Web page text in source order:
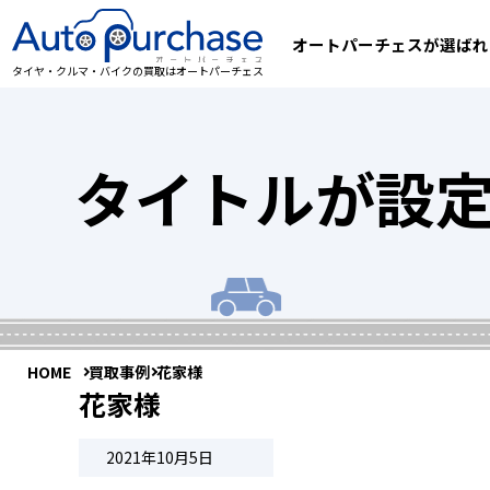
タイヤ・クルマ・バイクの買取はオートパーチェス
オートパーチェスが選ば
タイトルが設
HOME 買取事例 花家様
花家様
2021年10月5日